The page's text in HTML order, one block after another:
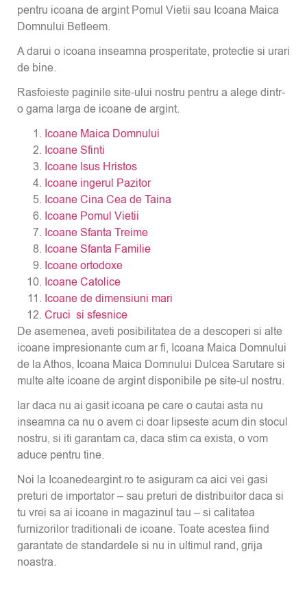
pentru icoana de argint Pomul Vietii sau Icoana Maica
Domnului Betleem.
A darui o icoana inseamna prosperitate, protectie si urari
de bine.
Rasfoieste paginile site-ului nostru pentru a alege dintr-
o gama larga de icoane de argint.
Icoane Maica Domnului
Icoane Sfinti
Icoane Isus Hristos
Icoane ingerul Pazitor
Icoane Cina Cea de Taina
Icoane Pomul Vietii
Icoane Sfanta Treime
Icoane Sfanta Familie
Icoane ortodoxe
Icoane Catolice
Icoane de dimensiuni mari
Cruci si sfesnice
De asemenea, aveti posibilitatea de a descoperi si alte
icoane impresionante cum ar fi, Icoana Maica Domnului
de la Athos, Icoana Maica Domnului Dulcea Sarutare si
multe alte icoane de argint disponibile pe site-ul nostru.
Iar daca nu ai gasit icoana pe care o cautai asta nu
inseamna ca nu o avem ci doar lipseste acum din stocul
nostru, si iti garantam ca, daca stim ca exista, o vom
aduce pentru tine.
Noi la Icoanedeargint.ro te asiguram ca aici vei gasi
preturi de importator – sau preturi de distribuitor daca si
tu vrei sa ai icoane in magazinul tau – si calitatea
furnizorilor traditionali de icoane. Toate acestea fiind
garantate de standardele si nu in ultimul rand, grija
noastra.